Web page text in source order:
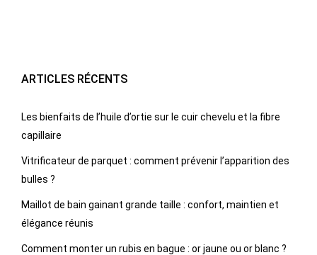
ARTICLES RÉCENTS
Les bienfaits de l’huile d’ortie sur le cuir chevelu et la fibre
capillaire
Vitrificateur de parquet : comment prévenir l’apparition des
bulles ?
Maillot de bain gainant grande taille : confort, maintien et
élégance réunis
Comment monter un rubis en bague : or jaune ou or blanc ?